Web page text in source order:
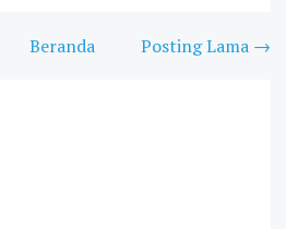
Posting Lama →
Beranda